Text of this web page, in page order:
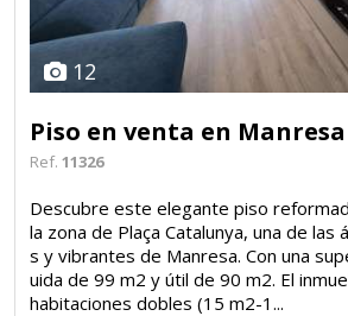
12
Piso en venta en Manresa
Ref. 11326
Descubre este elegante piso
la zona de Plaça Catalunya, una de las
s y vibrantes de Manresa. Con una
uida de 99 m2 y útil de 90 m2. El
habitaciones dobles (15 m2-1...